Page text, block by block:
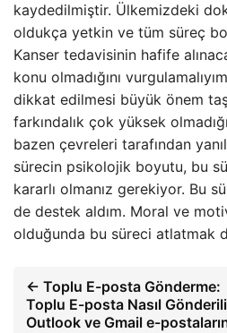
kaydedilmiştir. Ülkemizdeki
oldukça yetkin ve tüm süreç
Kanser tedavisinin hafife
konu olmadığını
dikkat edilmesi büyük önem
farkındalık çok yüksek
bazen çevreleri tarafından
sürecin psikolojik boyutu, bu
kararlı olmanız gerekiyor. Bu
de destek aldım. Moral ve
olduğunda bu süreci atlatmak
← Toplu E-posta Gönderme:
Toplu E-posta Nasıl
Outlook ve Gmail e-